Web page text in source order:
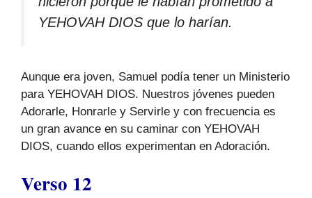
YEHOVAH DIOS que lo harían.
Aunque era joven, Samuel podía tener un Ministerio
para YEHOVAH DIOS. Nuestros jóvenes pueden
Adorarle, Honrarle y Servirle y con frecuencia es
un gran avance en su caminar con YEHOVAH
DIOS, cuando ellos experimentan en Adoración.
Verso 12